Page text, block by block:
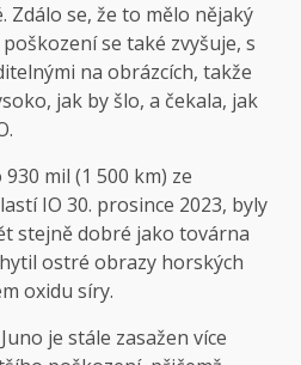
Zdálo se, že to mělo nějaký
se také zvyšuje, s
na obrázcích, takže
jak by šlo, a čekala, jak
mil (1 500 km) ze
IO 30. prosince 2023, byly
stejně dobré jako továrna
ostré obrazy horských
oxidu síry.
je stále zasažen více